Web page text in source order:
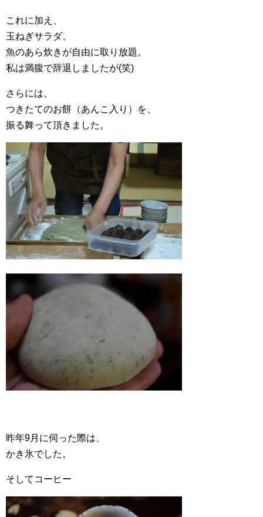
これに加え、
玉ねぎサラダ、
魚のあら炊きが自由に取り放題。
私は満腹で辞退しましたが(笑)
さらには、
つきたてのお餅（あんこ入り）を、
振る舞って頂きました。
昨年9月に伺った際は、
かき氷でした。
そしてコーヒー